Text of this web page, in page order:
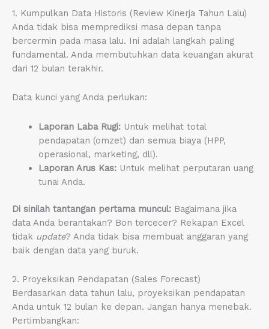
1. Kumpulkan Data Historis (Review Kinerja Tahun Lalu)
Anda tidak bisa memprediksi masa depan tanpa
bercermin pada masa lalu. Ini adalah langkah paling
fundamental. Anda membutuhkan data keuangan akurat
dari 12 bulan terakhir.
Data kunci yang Anda perlukan:
Laporan Laba Rugi:Untuk melihat total
pendapatan (omzet) dan semua biaya (HPP,
operasional, marketing, dll).
Laporan Arus Kas:Untuk melihat perputaran uang
tunai Anda.
Di sinilah tantangan pertama muncul: Bagaimana jika
data Anda berantakan? Bon tercecer? Rekapan Excel
tidak update? Anda tidak bisa membuat anggaran yang
baik dengan data yang buruk.
2. Proyeksikan Pendapatan (Sales Forecast)
Berdasarkan data tahun lalu, proyeksikan pendapatan
Anda untuk 12 bulan ke depan. Jangan hanya menebak.
Pertimbangkan: